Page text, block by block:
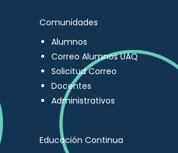
Comunidades
Alumnos
Correo Alumnos UAQ
Solicitud Correo
Docentes
Administrativos
Educación Continua